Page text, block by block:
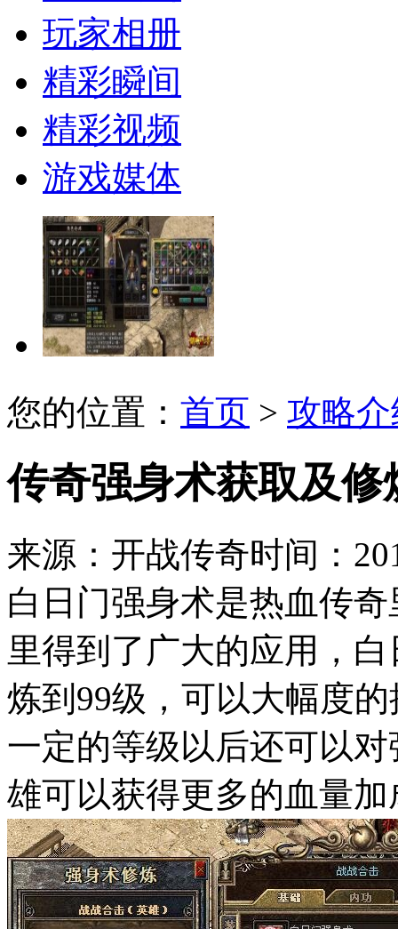
玩家相册
精彩瞬间
精彩视频
游戏媒体
您的位置： 首页 > 攻略
传奇强身术获取及修
来源：开战传奇时间：
白日门强身术是热血传
里得到了广大的应用，
炼到99级，可以大幅度
一定的等级以后还可以
雄可以获得更多的血量加